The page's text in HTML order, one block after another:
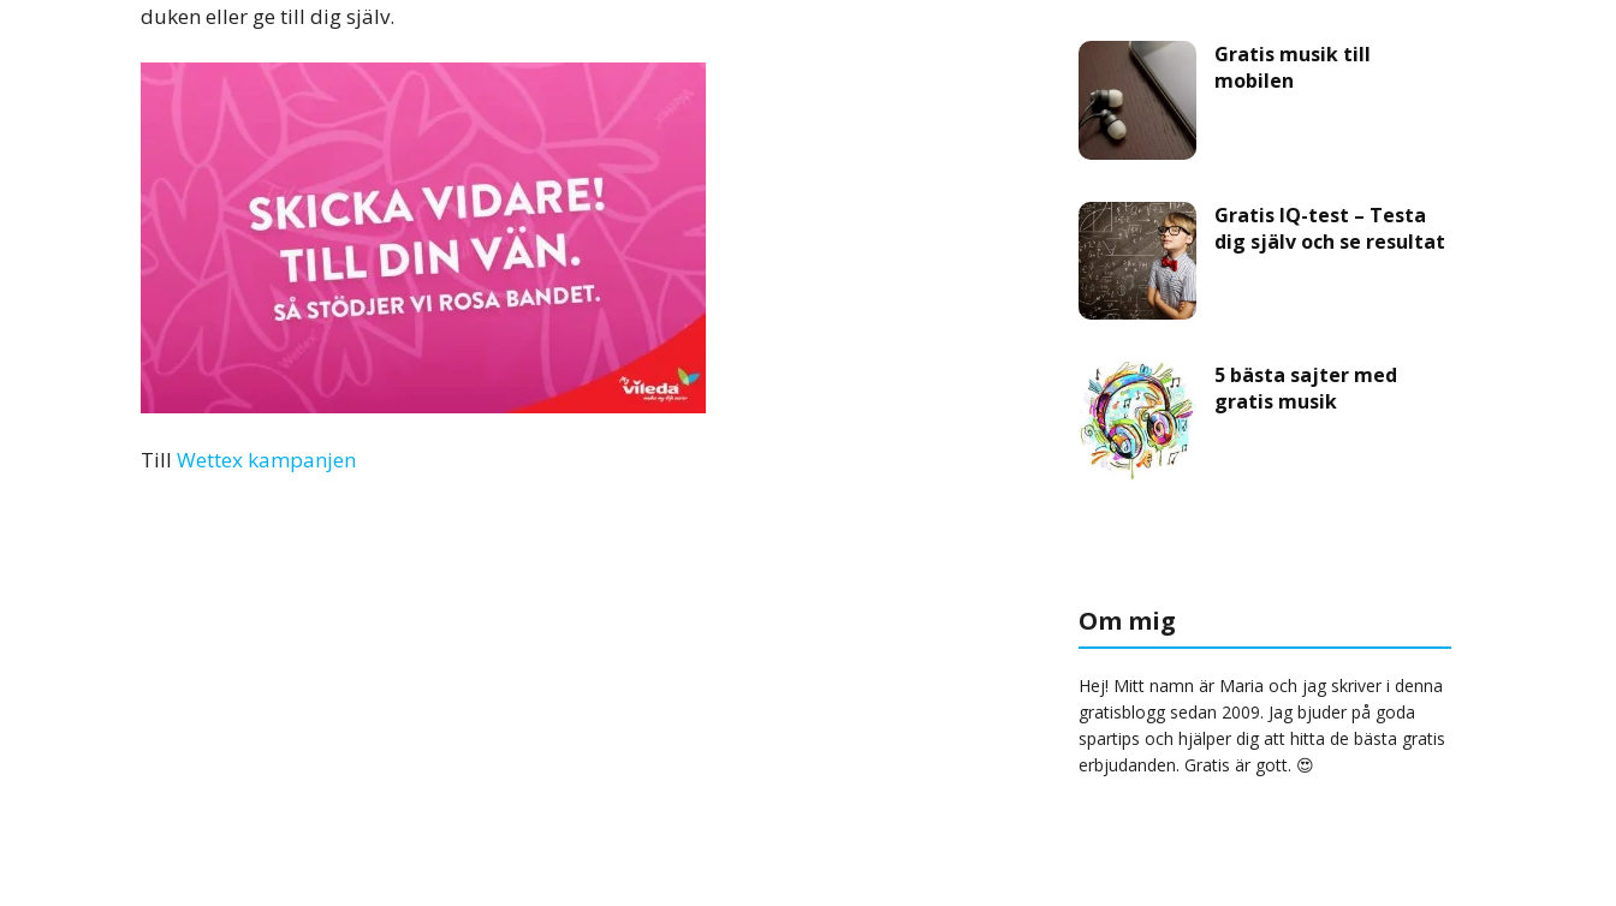
duken eller ge till dig själv.
Till Wettex kampanjen
Gratis musik till
mobilen
Gratis IQ-test – Testa
dig själv och se resultat
5 bästa sajter med
gratis musik
Om mig
Hej! Mitt namn är Maria och jag skriver i denna
gratisblogg sedan 2009. Jag bjuder på goda
spartips och hjälper dig att hitta de bästa gratis
erbjudanden. Gratis är gott. 😍